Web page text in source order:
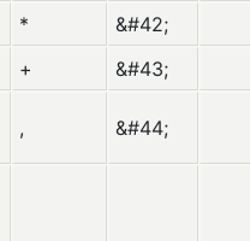
*
&#42;
+ &#43;
, &#44;